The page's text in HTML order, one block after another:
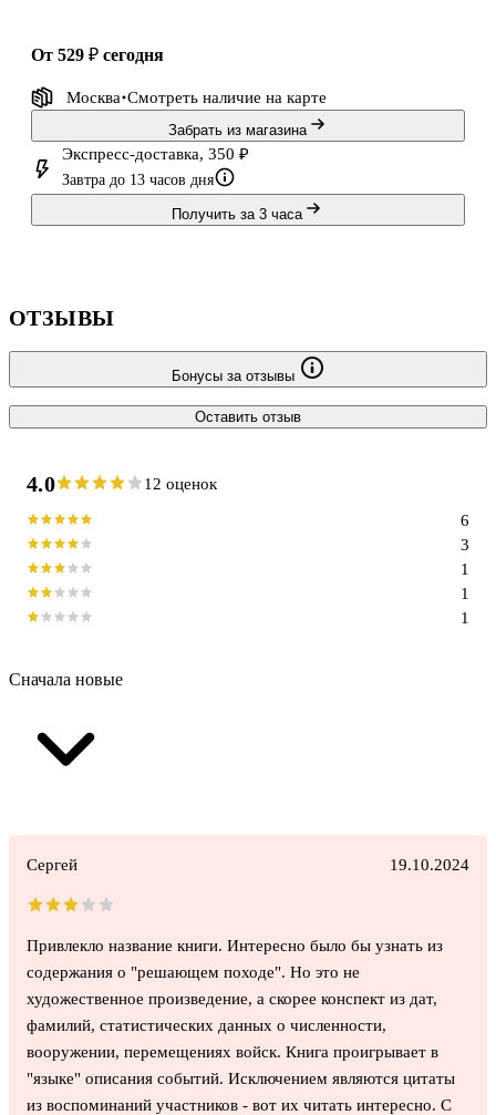
от 529 ₽ сегодня
Москва Смотреть наличие на карте
Забрать из магазина
Экспресс-доставка, 350 ₽
Завтра до 13 часов дня
Получить за 3 часа
ОТЗЫВЫ
Бонусы за отзывы
Оставить отзыв
4.0 12 оценок
1
1
1
3
6
Сначала новые
Сергей 19.10.2024
Привлекло название книги. Интересно было бы узнать из
содержания о "решающем походе". Но это не
художественное произведение, а скорее конспект из дат,
фамилий, статистических данных о численности,
вооружении, перемещениях войск. Книга проигрывает в
"языке" описания событий. Исключением являются цитаты
из воспоминаний участников - вот их читать интересно. С